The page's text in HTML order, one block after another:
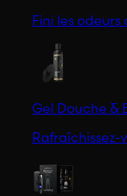
Fini les odeurs
Gel Douche &
Rafraîchissez-